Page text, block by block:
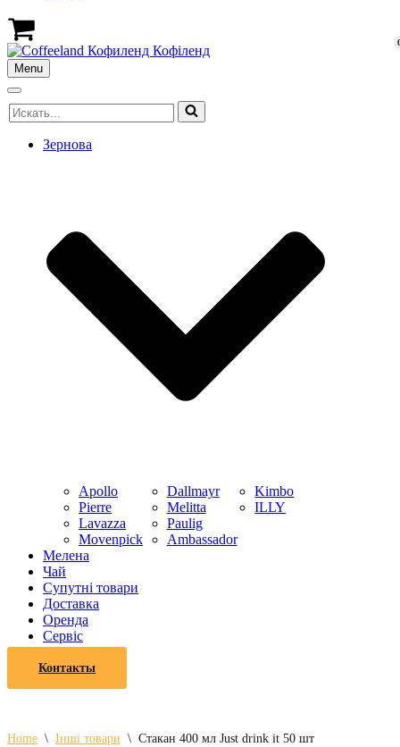
Кошик
Menu
Меню
Меню
навігації
Шукати...
Зернова
Apollo
Pierre
Lavazza
Movenpick
Dallmayr
Melitta
Paulig
Ambassador
Kimbo
ILLY
Мелена
Чай
Супутні товари
Доставка
Оренда
Cервіс
Контакты
Home \ Інші товари \ Стакан 400 мл Just drink it 50 шт